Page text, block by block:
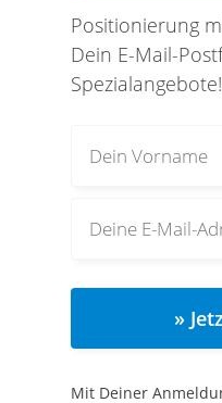
Positionierung
Dein E-Mail-
Spezialangebote!
»
Mit Deiner